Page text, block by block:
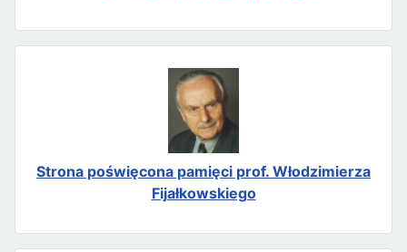
Strona poświęcona pamięci prof. Włodzimierza
Fijałkowskiego